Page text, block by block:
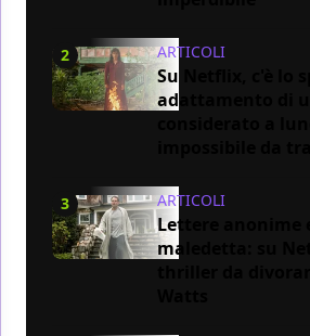
2 ARTICOLI
Su Netflix, c'è lo
adattamento di
3 ARTICOLI
Lettere anonime
maledetta: su